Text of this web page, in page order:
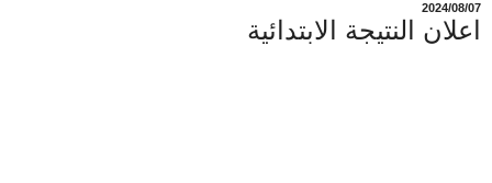
07‏/08‏/2024
اعلان النتيجة الابتدائية